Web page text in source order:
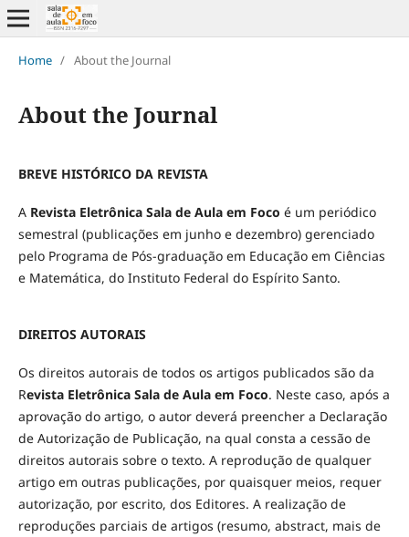
Home / About the Journal
About the Journal
BREVE HISTÓRICO DA REVISTA
A Revista Eletrônica Sala de Aula em Foco é um periódico
semestral (publicações em junho e dezembro) gerenciado
pelo Programa de Pós-graduação em Educação em Ciências
e Matemática, do Instituto Federal do Espírito Santo.
DIREITOS AUTORAIS
Os direitos autorais de todos os artigos publicados são da
Revista Eletrônica Sala de Aula em Foco. Neste caso, após a
aprovação do artigo, o autor deverá preencher a Declaração
de Autorização de Publicação, na qual consta a cessão de
direitos autorais sobre o texto. A reprodução de qualquer
artigo em outras publicações, por quaisquer meios, requer
autorização, por escrito, dos Editores. A realização de
reproduções parciais de artigos (resumo, abstract, mais de